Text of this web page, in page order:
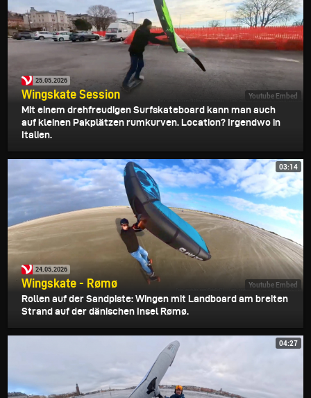
Youtube Embed
25.05.2026
Wingskate Session
Mit einem drehfreudigen Surfskateboard kann man auch
auf kleinen Pakplätzen rumkurven. Location? Irgendwo in
Italien.
03:14
Youtube Embed
24.05.2026
Wingskate - Rømø
Rollen auf der Sandpiste: Wingen mit Landboard am breiten
Strand auf der dänischen Insel Rømø.
04:27